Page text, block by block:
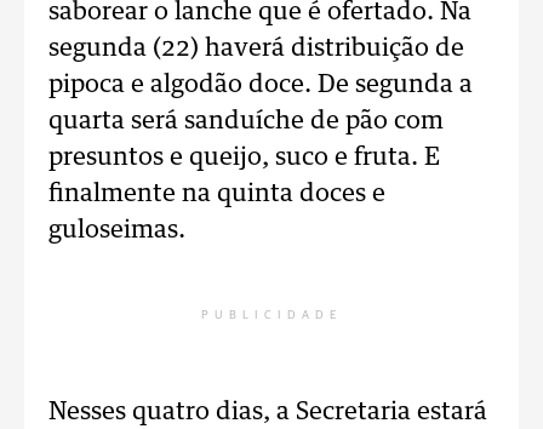
saborear o lanche que é ofertado. Na
segunda (22) haverá distribuição de
pipoca e algodão doce. De segunda a
quarta será sanduíche de pão com
presuntos e queijo, suco e fruta. E
finalmente na quinta doces e
guloseimas.
PUBLICIDADE
Nesses quatro dias, a Secretaria estará